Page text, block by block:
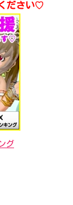
ださい♡
グ